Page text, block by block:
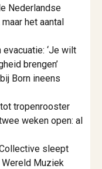
Nederlandse
het aantal
‘Je wilt
brengen’
Born ineens
tropenrooster
weken open: al
sleept
Muziek